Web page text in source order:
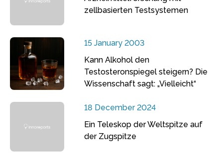
zellbasierten Testsystemen
15 January 2003
Kann Alkohol den
Testosteronspiegel steigern? Die
Wissenschaft sagt: „Vielleicht“
18 December 2024
Ein Teleskop der Weltspitze auf
der Zugspitze